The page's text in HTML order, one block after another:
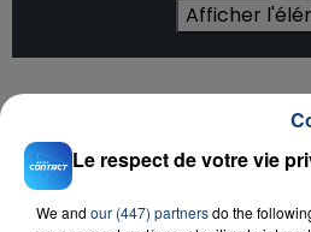
Afficher
Titre :Aimée pour de vrai
Le respect de votre vie
We and our (447) partnersdo the